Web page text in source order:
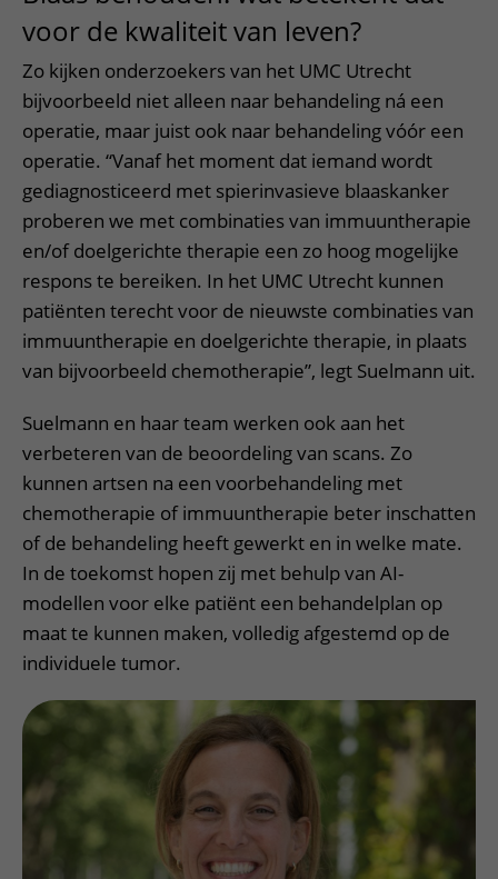
voor de kwaliteit van leven?
Zo kijken onderzoekers van het UMC Utrecht
bijvoorbeeld niet alleen naar behandeling ná een
operatie, maar juist ook naar behandeling vóór een
operatie. “Vanaf het moment dat iemand wordt
gediagnosticeerd met spierinvasieve blaaskanker
proberen we met combinaties van immuuntherapie
en/of doelgerichte therapie een zo hoog mogelijke
respons te bereiken. In het UMC Utrecht kunnen
patiënten terecht voor de nieuwste combinaties van
immuuntherapie en doelgerichte therapie, in plaats
van bijvoorbeeld chemotherapie”, legt Suelmann uit.
Suelmann en haar team werken ook aan het
verbeteren van de beoordeling van scans. Zo
kunnen artsen na een voorbehandeling met
chemotherapie of immuuntherapie beter inschatten
of de behandeling heeft gewerkt en in welke mate.
In de toekomst hopen zij met behulp van AI-
modellen voor elke patiënt een behandelplan op
maat te kunnen maken, volledig afgestemd op de
individuele tumor.